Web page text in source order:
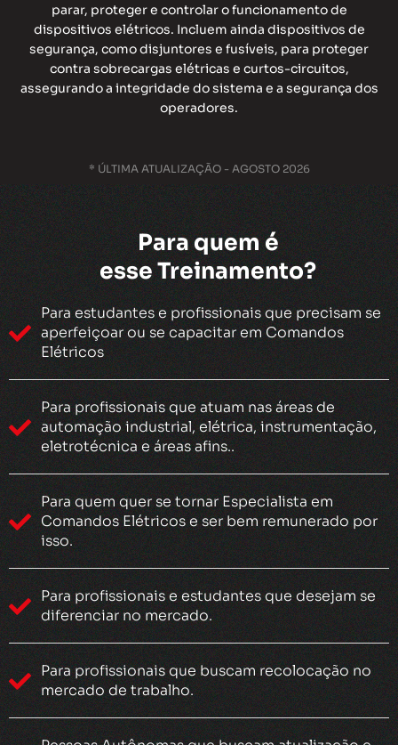
parar, proteger e controlar o funcionamento de
dispositivos elétricos. Incluem ainda dispositivos de
segurança, como disjuntores e fusíveis, para proteger
contra sobrecargas elétricas e curtos-circuitos,
assegurando a integridade do sistema e a segurança dos
operadores.
* ÚLTIMA ATUALIZAÇÃO - AGOSTO 2026
Para quem é
esse Treinamento?
Para estudantes e profissionais que precisam se
aperfeiçoar ou se capacitar em Comandos
Elétricos
Para profissionais que atuam nas áreas de
automação industrial, elétrica, instrumentação,
eletrotécnica e áreas afins..
Para quem quer se tornar Especialista em
Comandos Elétricos e ser bem remunerado por
isso.
Para profissionais e estudantes que desejam se
diferenciar no mercado.
Para profissionais que buscam recolocação no
mercado de trabalho.